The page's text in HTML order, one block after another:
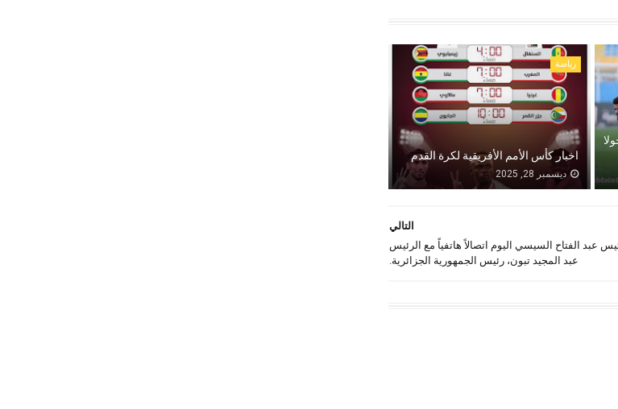
رياضة
اخبار كأس الأمم الأفريقية لكرة القدم
ديسمبر 28, 2025
التالي
عبد الفتاح السيسي اليوم اتصالاً هاتفياً مع الرئيس
عبد المجيد تبون، رئيس الجمهورية الجزائرية.